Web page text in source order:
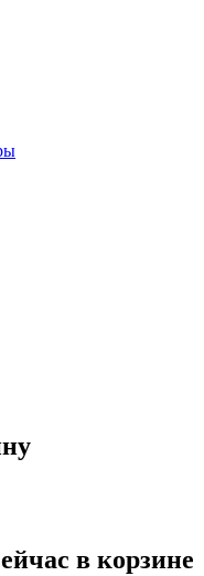
в корзине